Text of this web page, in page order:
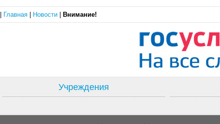
Главная Новости Внимание!
Учреждения